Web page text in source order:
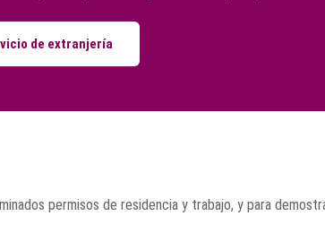
de extranjería
permisos de residencia y trabajo, y para